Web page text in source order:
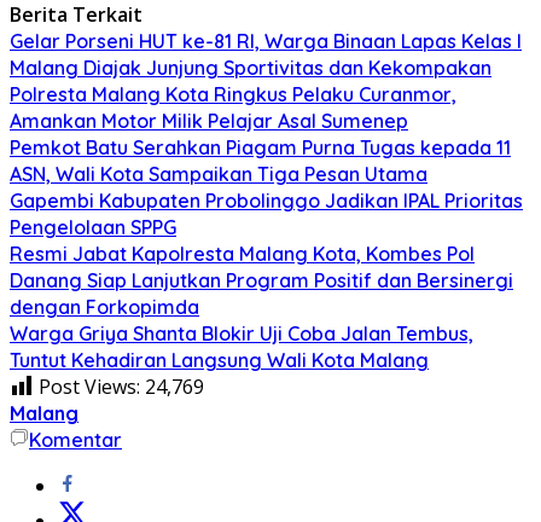
Berita Terkait
Gelar Porseni HUT ke-81 RI, Warga Binaan Lapas Kelas I
Malang Diajak Junjung Sportivitas dan Kekompakan
Polresta Malang Kota Ringkus Pelaku Curanmor,
Amankan Motor Milik Pelajar Asal Sumenep
Pemkot Batu Serahkan Piagam Purna Tugas kepada 11
ASN, Wali Kota Sampaikan Tiga Pesan Utama
Gapembi Kabupaten Probolinggo Jadikan IPAL Prioritas
Pengelolaan SPPG
Resmi Jabat Kapolresta Malang Kota, Kombes Pol
Danang Siap Lanjutkan Program Positif dan Bersinergi
dengan Forkopimda
Warga Griya Shanta Blokir Uji Coba Jalan Tembus,
Tuntut Kehadiran Langsung Wali Kota Malang
Post Views: 24,769
Malang
Komentar